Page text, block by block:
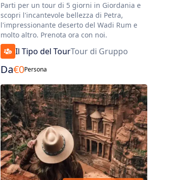
Parti per un tour di 5 giorni in Giordania e
scopri l'incantevole bellezza di Petra,
l'impressionante deserto del Wadi Rum e
molto altro. Prenota ora con noi.
Il Tipo del TourTour di Gruppo
Da€0Persona